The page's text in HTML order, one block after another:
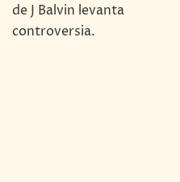
de J Balvin levanta
controversia.